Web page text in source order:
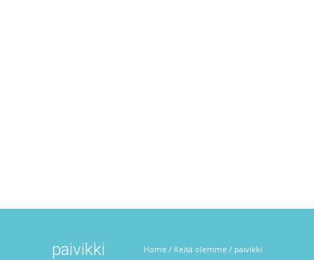
paivikki Home / Keitä olemme / paivikki